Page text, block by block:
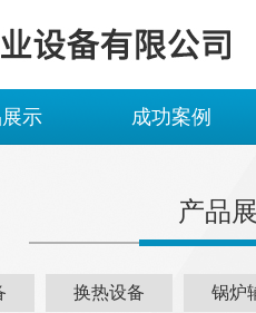
示 成功案例
产品
换热设备 锅炉